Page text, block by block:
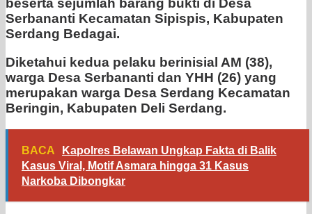
beserta sejumlah barang bukti di Desa
Serbananti Kecamatan Sipispis, Kabupaten
Serdang Bedagai.
Diketahui kedua pelaku berinisial AM (38),
warga Desa Serbananti dan YHH (26) yang
merupakan warga Desa Serdang Kecamatan
Beringin, Kabupaten Deli Serdang.
BACA
Kapolres Belawan Ungkap Fakta di Balik
Kasus Viral, Motif Asmara hingga 31 Kasus
Narkoba Dibongkar